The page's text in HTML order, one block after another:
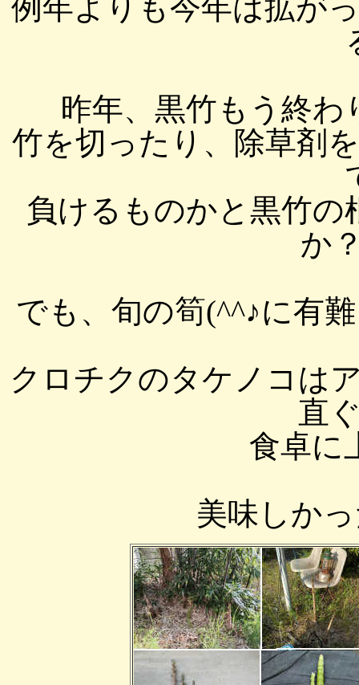
例年よりも今年は拡が
昨年、黒竹もう終
竹を切ったり、除草剤
負けるものかと黒竹
か
でも、旬の筍(^^♪に有
クロチクのタケノコは
直
食卓に
美味しか